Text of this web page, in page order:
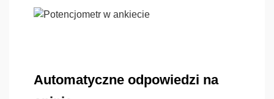
Automatyczne odpowiedzi na